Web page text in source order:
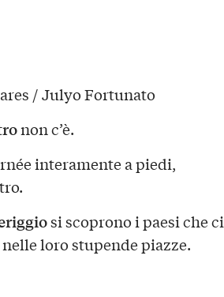
/ Julyo Fortunato
non c’è.
interamente a piedi,
si scoprono i paesi che ci
loro stupende piazze.